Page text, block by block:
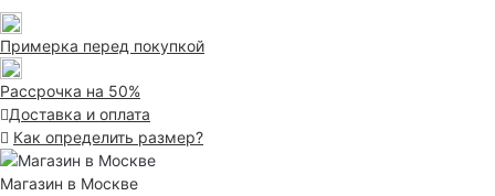
Примерка перед покупкой
Рассрочка на 50%
Доставка и оплата
Как определить размер?
Магазин в Москве